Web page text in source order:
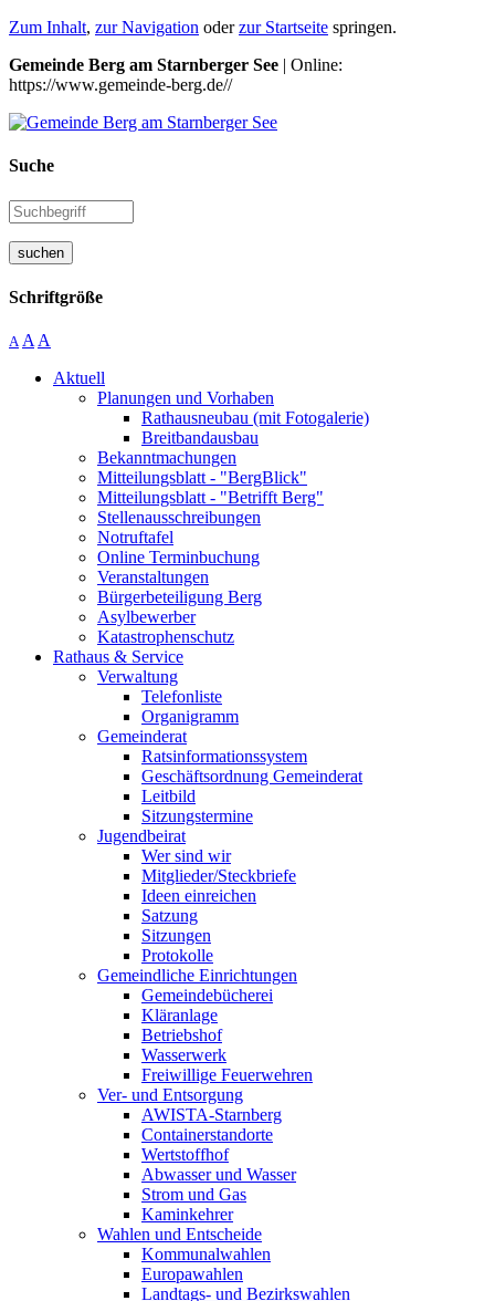
Zum Inhalt, zur Navigation oderzur Startseite springen.
Gemeinde Berg am Starnberger See | Online:
https://www.gemeinde-berg.de//
Suche
suchen
Schriftgröße
A A A
Aktuell
Planungen und Vorhaben
Rathausneubau (mit Fotogalerie)
Breitbandausbau
Bekanntmachungen
Mitteilungsblatt - "BergBlick"
Mitteilungsblatt - "Betrifft Berg"
Stellenausschreibungen
Notruftafel
Online Terminbuchung
Veranstaltungen
Bürgerbeteiligung Berg
Asylbewerber
Katastrophenschutz
Rathaus & Service
Verwaltung
Telefonliste
Organigramm
Gemeinderat
Ratsinformationssystem
Geschäftsordnung Gemeinderat
Leitbild
Sitzungstermine
Jugendbeirat
Wer sind wir
Mitglieder/Steckbriefe
Ideen einreichen
Satzung
Sitzungen
Protokolle
Gemeindliche Einrichtungen
Gemeindebücherei
Kläranlage
Betriebshof
Wasserwerk
Freiwillige Feuerwehren
Ver- und Entsorgung
AWISTA-Starnberg
Containerstandorte
Wertstoffhof
Abwasser und Wasser
Strom und Gas
Kaminkehrer
Wahlen und Entscheide
Kommunalwahlen
Europawahlen
Landtags- und Bezirkswahlen